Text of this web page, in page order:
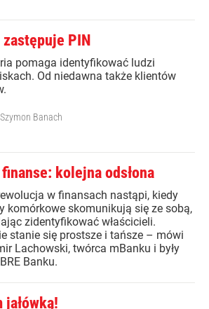
zastępuje PIN
pomaga identyfikować ludzi
Od niedawna także klientów
Szymon Banach
kolejna odsłona
w finansach nastąpi, kiedy
komórkowe skomunikują się ze sobą,
zidentyfikować właścicieli.
stanie się prostsze i tańsze – mówi
Lachowski, twórca mBanku i były
Banku.
jałówką!